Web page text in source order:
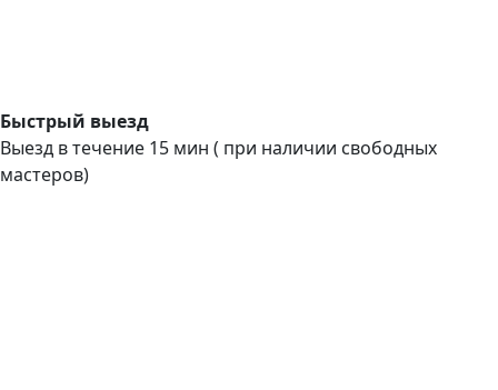
Быстрый выезд
Выезд в течение 15 мин ( при наличии свободных
мастеров)